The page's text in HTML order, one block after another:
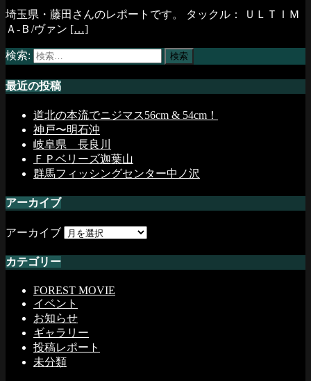
埼玉県・藤田さんのレポートです。 タックル： ＵＬＴＩＭ
Ａ-Ｂ/ヴァン […]
検索:
最近の投稿
道北の本流でニジマス56cm & 54cm！
神戸〜明石沖
岐阜県 長良川
ＦＰベリーズ迦葉山
群馬フィッシングセンター中ノ沢
アーカイブ
アーカイブ
カテゴリー
FOREST MOVIE
イベント
お知らせ
ギャラリー
投稿レポート
未分類